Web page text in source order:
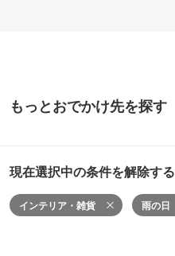
もっとおでかけ先を探す
現在選択中の条件を解除する
インテリア・雑貨 雨の日